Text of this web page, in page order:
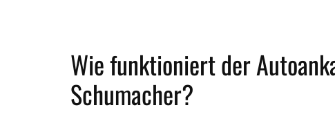
Wie funktioniert der
Schumacher?